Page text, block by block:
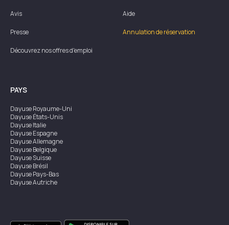
Avis
Presse
Découvrez nos offres d'emploi
Aide
Annulation de réservation
PAYS
DayuseRoyaume-Uni
DayuseÉtats-Unis
DayuseItalie
DayuseEspagne
DayuseAllemagne
DayuseBelgique
DayuseSuisse
DayuseBrésil
DayusePays-Bas
DayuseAutriche
DayuseSingapour